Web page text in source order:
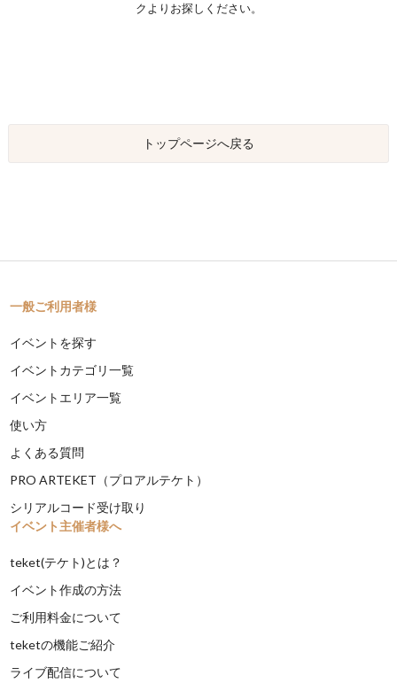
クよりお探しください。
トップページへ戻る
一般ご利用者様
イベントを探す
イベントカテゴリ一覧
イベントエリア一覧
使い方
よくある質問
PRO ARTEKET（プロアルテケト）
シリアルコード受け取り
イベント主催者様へ
teket(テケト)とは？
イベント作成の方法
ご利用料金について
teketの機能ご紹介
ライブ配信について